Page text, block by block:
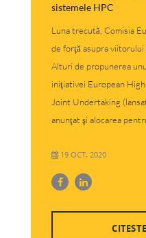
sistemele HPC
Luna trecută, Comisia
de forţă asupra viitorului
Alturi de propunerea
iniţiativei European
Joint Undertaking
anunţat şi alocarea
19 OCT, 2020